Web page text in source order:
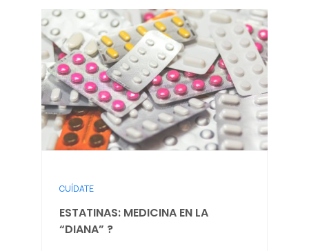
CUÍDATE
ESTATINAS: MEDICINA EN LA
“DIANA” ?